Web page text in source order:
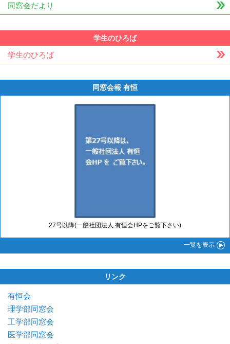
同窓会だより
学生のひろば
学生のひろば
同窓会報 有恒
27号以降(一般社団法人 有恒会HPをご覧下さい)
一覧を表示
リンク
有恒会
理学部同窓会
工学部同窓会
医学部同窓会